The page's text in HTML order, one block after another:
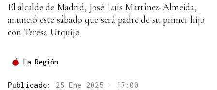
El alcalde de Madrid, José Luis Martínez-Almeida,
anunció este sábado que será padre de su primer hijo
con Teresa Urquijo
La Región
Publicado: 25 Ene 2025 - 17:00